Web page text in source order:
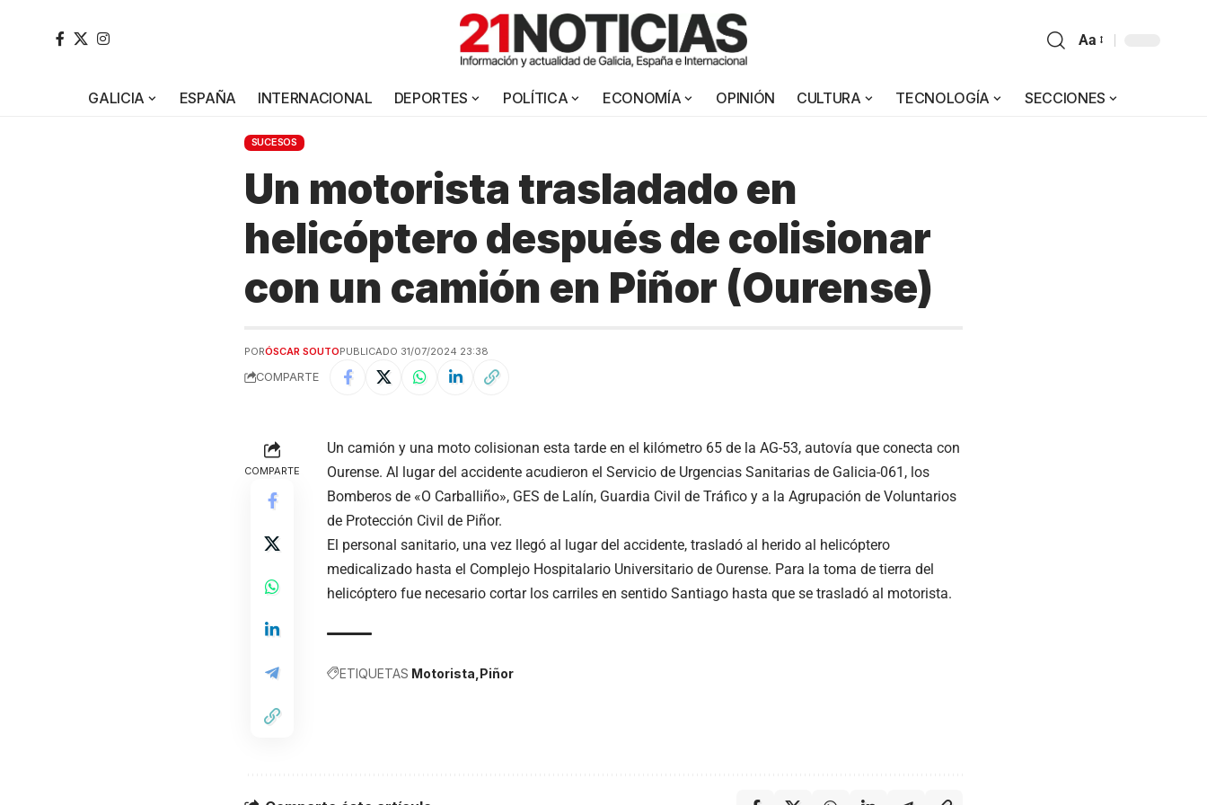
Aa
GALICIA ESPAÑA INTERNACIONAL DEPORTES POLÍTICA ECONOMÍA OPINIÓN CULTURA TECNOLOGÍA SECCIONES
SUCESOS
Un motorista trasladado en
helicóptero después de colisionar
con un camión en Piñor (Ourense)
PORÓSCAR SOUTOPUBLICADO 31/07/2024 23:38
COMPARTE
COMPARTE
Un camión y una moto colisionan esta tarde en el kilómetro 65 de la AG-53, autovía que conecta con
Ourense. Al lugar del accidente acudieron el Servicio de Urgencias Sanitarias de Galicia-061, los
Bomberos de «O Carballiño», GES de Lalín, Guardia Civil de Tráfico y a la Agrupación de Voluntarios
de Protección Civil de Piñor.
El personal sanitario, una vez llegó al lugar del accidente, trasladó al herido al helicóptero
medicalizado hasta el Complejo Hospitalario Universitario de Ourense. Para la toma de tierra del
helicóptero fue necesario cortar los carriles en sentido Santiago hasta que se trasladó al motorista.
ETIQUETAS Motorista Piñor